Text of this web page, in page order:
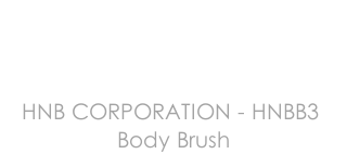
HNB CORPORATION - HNBB3
Body Brush